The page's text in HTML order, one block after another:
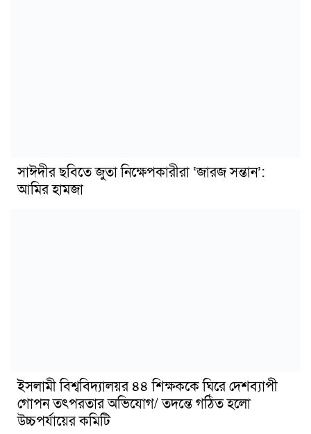
সাঈদীর ছবিতে জুতা নিক্ষেপকারীরা ‘জারজ সন্তান’:
আমির হামজা
ইসলামী বিশ্ববিদ্যালয়র ৪৪ শিক্ষককে ঘিরে দেশব্যাপী
গোপন তৎপরতার অভিযোগ/ তদন্তে গঠিত হলো
উচ্চপর্যায়ের কমিটি